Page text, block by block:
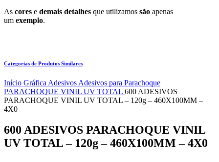
As cores e demais detalhes que utilizamos são apenas
um exemplo.
Categorias de Produtos Similares
Início Gráfica Adesivos Adesivos para Parachoque
PARACHOQUE VINIL UV TOTAL 600 ADESIVOS
PARACHOQUE VINIL UV TOTAL – 120g – 460X100MM –
4X0
600 ADESIVOS PARACHOQUE VINIL
UV TOTAL – 120g – 460X100MM – 4X0